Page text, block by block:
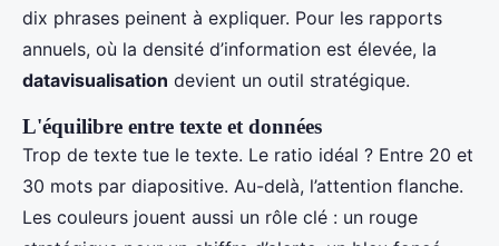
dix phrases peinent à expliquer. Pour les rapports
annuels, où la densité d’information est élevée, la
datavisualisation devient un outil stratégique.
L'équilibre entre texte et données
Trop de texte tue le texte. Le ratio idéal ? Entre 20 et
30 mots par diapositive. Au-delà, l’attention flanche.
Les couleurs jouent aussi un rôle clé : un rouge